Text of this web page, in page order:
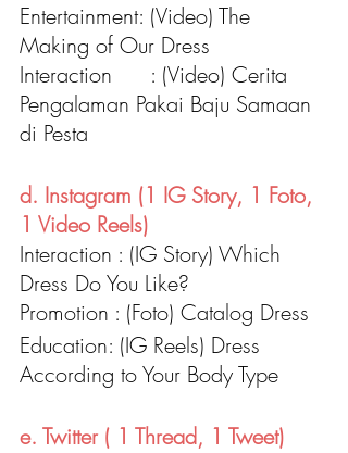
Entertainment: (Video) The
Making of Our Dress
Interaction	: (Video) Cerita
Pengalaman Pakai Baju Samaan
di Pesta
d. Instagram (1 IG Story, 1 Foto,
1 Video Reels)
Interaction : (IG Story) Which
Dress Do You Like?
Promotion : (Foto) Catalog Dress
Education: (IG Reels) Dress
According to Your Body Type
e. Twitter ( 1 Thread, 1 Tweet)